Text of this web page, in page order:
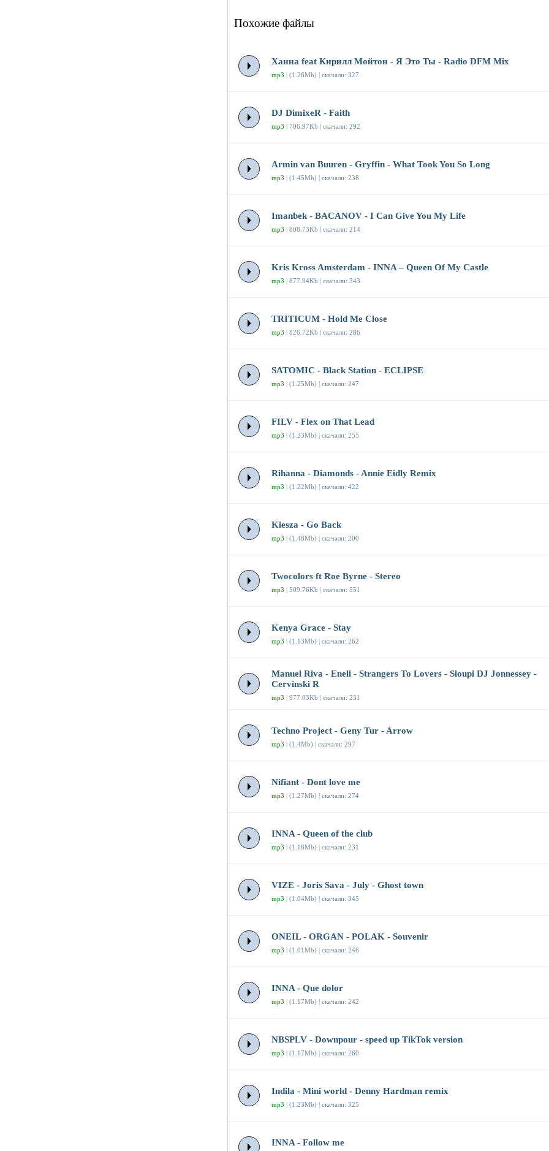
Похожие файлы
Ханна feat Кирилл Мойтон - Я Это Ты - Radio DFM Mix
mp3 | (1.26Mb) | скачали: 327
DJ DimixeR - Faith
mp3 | 706.97Kb | скачали: 292
Armin van Buuren - Gryffin - What Took You So Long
mp3 | (1.45Mb) | скачали: 238
Imanbek - BACANOV - I Can Give You My Life
mp3 | 808.73Kb | скачали: 214
Kris Kross Amsterdam - INNA – Queen Of My Castle
mp3 | 877.94Kb | скачали: 343
TRITICUM - Hold Me Close
mp3 | 826.72Kb | скачали: 286
SATOMIC - Black Station - ECLIPSE
mp3 | (1.25Mb) | скачали: 247
FILV - Flex on That Lead
mp3 | (1.23Mb) | скачали: 255
Rihanna - Diamonds - Annie Eidly Remix
mp3 | (1.22Mb) | скачали: 422
Kiesza - Go Back
mp3 | (1.48Mb) | скачали: 200
Twocolors ft Roe Byrne - Stereo
mp3 | 509.76Kb | скачали: 551
Kenya Grace - Stay
mp3 | (1.13Mb) | скачали: 262
Manuel Riva - Eneli - Strangers To Lovers - Sloupi DJ Jonnessey -
Cervinski R
mp3 | 977.03Kb | скачали: 231
Techno Project - Geny Tur - Arrow
mp3 | (1.4Mb) | скачали: 297
Nifiant - Dont love me
mp3 | (1.27Mb) | скачали: 274
INNA - Queen of the club
mp3 | (1.18Mb) | скачали: 231
VIZE - Joris Sava - July - Ghost town
mp3 | (1.04Mb) | скачали: 345
ONEIL - ORGAN - POLAK - Souvenir
mp3 | (1.01Mb) | скачали: 246
INNA - Que dolor
mp3 | (1.17Mb) | скачали: 242
NBSPLV - Downpour - speed up TikTok version
mp3 | (1.17Mb) | скачали: 260
Indila - Mini world - Denny Hardman remix
mp3 | (1.23Mb) | скачали: 325
INNA - Follow me